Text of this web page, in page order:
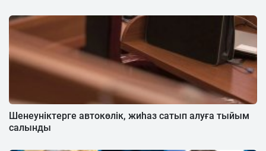
Шенеуніктерге автокөлік, жиһаз сатып алуға тыйым
салынды